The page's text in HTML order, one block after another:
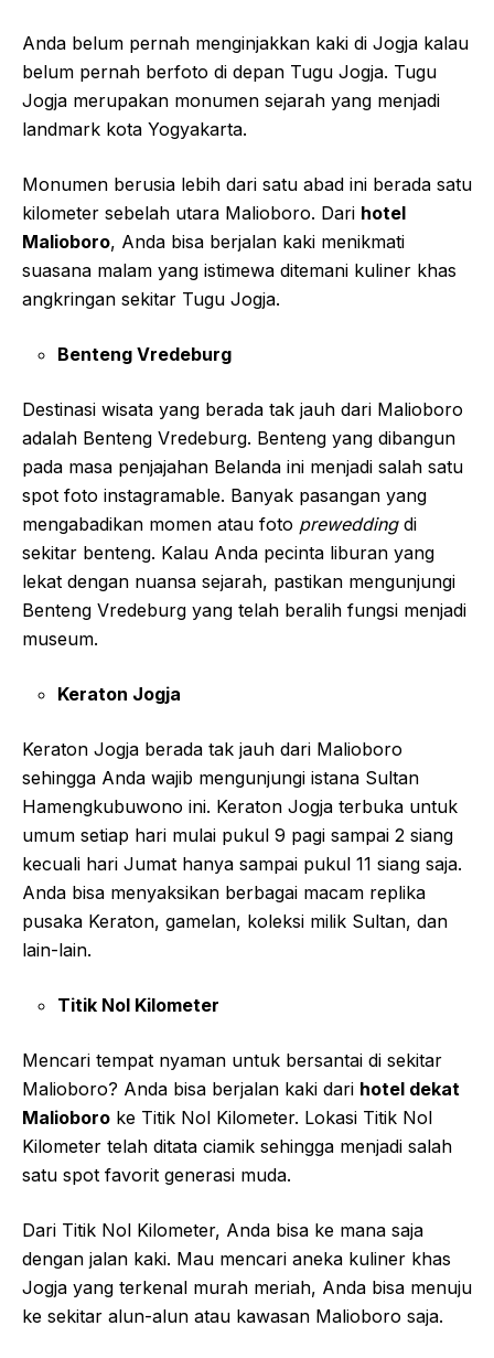
Anda belum pernah menginjakkan kaki di Jogja kalau
belum pernah berfoto di depan Tugu Jogja. Tugu
Jogja merupakan monumen sejarah yang menjadi
landmark kota Yogyakarta.
Monumen berusia lebih dari satu abad ini berada satu
kilometer sebelah utara Malioboro. Dari hotel
Malioboro, Anda bisa berjalan kaki menikmati
suasana malam yang istimewa ditemani kuliner khas
angkringan sekitar Tugu Jogja.
Benteng Vredeburg
Destinasi wisata yang berada tak jauh dari Malioboro
adalah Benteng Vredeburg. Benteng yang dibangun
pada masa penjajahan Belanda ini menjadi salah satu
spot foto instagramable. Banyak pasangan yang
mengabadikan momen atau foto preweddingdi
sekitar benteng. Kalau Anda pecinta liburan yang
lekat dengan nuansa sejarah, pastikan mengunjungi
Benteng Vredeburg yang telah beralih fungsi menjadi
museum.
Keraton Jogja
Keraton Jogja berada tak jauh dari Malioboro
sehingga Anda wajib mengunjungi istana Sultan
Hamengkubuwono ini. Keraton Jogja terbuka untuk
umum setiap hari mulai pukul 9 pagi sampai 2 siang
kecuali hari Jumat hanya sampai pukul 11 siang saja.
Anda bisa menyaksikan berbagai macam replika
pusaka Keraton, gamelan, koleksi milik Sultan, dan
lain-lain.
Titik Nol Kilometer
Mencari tempat nyaman untuk bersantai di sekitar
Malioboro? Anda bisa berjalan kaki dari hotel dekat
Malioboro ke Titik Nol Kilometer. Lokasi Titik Nol
Kilometer telah ditata ciamik sehingga menjadi salah
satu spot favorit generasi muda.
Dari Titik Nol Kilometer, Anda bisa ke mana saja
dengan jalan kaki. Mau mencari aneka kuliner khas
Jogja yang terkenal murah meriah, Anda bisa menuju
ke sekitar alun-alun atau kawasan Malioboro saja.